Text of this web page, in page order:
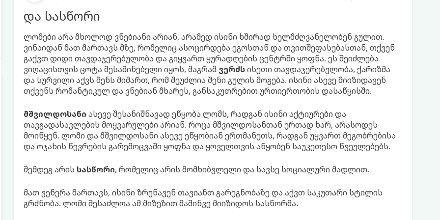
და სასწორი
ლომები არა მხოლოდ ვნებიანი არიან, არამედ ისინი ხშირად ხელმძღვანელობენ გულით.
ვინაიდან მათ მართავს მზე, რომელიც ასოცირდება ეგოსთან და თვითშეფასებასთან, თქვენ
გაქვთ დიდი თავდაჯერებულობა და გიყვართ ყურადღების ცენტრში ყოფნა. ეს შეიძლება
ვიღაცისთვის ცოტა შესაშინებელი იყოს, მაგრამ ვერძსისეთი თავდაჯერებულობა, ქარიზმა
და სურვილი აქვს შენს მიმართ, რომ შეუძლია შენი გულის მოგება. ისინი ასევე მიიზიდავენ
თქვენს რომანტიკულ და ვნებიან მხარეს, განსაკუთრებით ურთიერთობის დასაწყისში.
მშვილდოსანი ასევე შესანიშნავად ეწყობა ლომს, რადგან ისინი აქტიურები და
თავგადასავლების მოყვარულები არიან. როცა მშვილდოსანთან ერთად ხარ, არასოდეს
მოიწყენ. ლომი და მშვილდოსანი ასევე ეწყობიან ერთმანეთს, რადგან უყვართ მეგობრებისა
და ოჯახის წევრების გარემოცვაში ყოფნა და ყოველთვის აწყობენ საუკეთესო წვეულებებს.
შემდეგ არის სასწორი, რომელიც არის მომხიბვლელი და სავსე სოციალური მადლით.
მათ ვენერა მართავს, ისინი ზრუნავენ თავიანთ გარეგნობაზე და აქვთ საკუთარი სტილის
გრძნობა. ლომი შესაძლოა ამ მიზეზით მაშინვე მიიზიდოს სასწორმა.